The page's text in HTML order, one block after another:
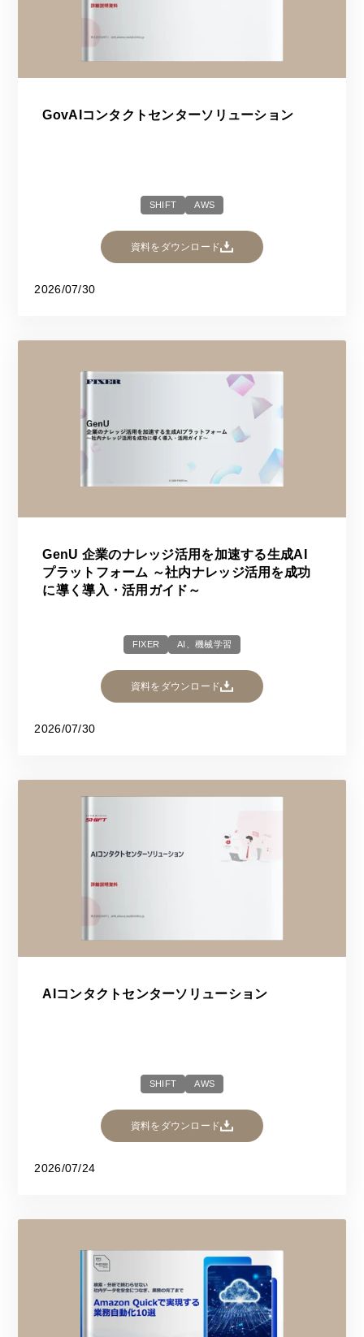
GovAIコンタクトセンターソリューション
SHIFT AWS
資料をダウンロード
2026/07/30
GenU 企業のナレッジ活用を加速する生成AI
プラットフォーム ～社内ナレッジ活用を成功
に導く導入・活用ガイド～
FIXER AI、機械学習
資料をダウンロード
2026/07/30
AIコンタクトセンターソリューション
SHIFT AWS
資料をダウンロード
2026/07/24